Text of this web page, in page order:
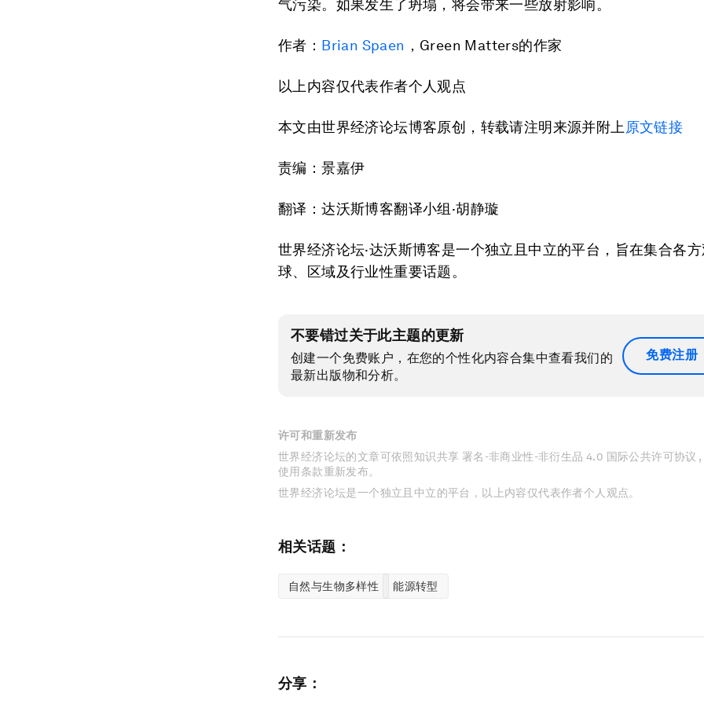
气污染。如果发生了坍塌，将会带来一些放射影响。
作者： Brian Spaen ，Green Matters的作家
以上内容仅代表作者个人观点
本文由世界经济论坛博客原创，转载请注明来源并附上原文链接
责编：景嘉伊
翻译：达沃斯博客翻译小组·胡静璇
世界经济论坛·达沃斯博客是一个独立且中立的平台，旨在集合各
球、区域及行业性重要话题。
不要错过关于此主题的更新
创建一个免费账户，在您的个性化内容合集中查看我们的
最新出版物和分析。
免费注册
许可和重新发布
世界经济论坛的文章可依照知识共享 署名-非商业性-非衍生品 4.0 国际公共许可协议 ,
使用条款重新发布。
世界经济论坛是一个独立且中立的平台，以上内容仅代表作者个人观点。
相关话题：
自然与生物多样性 能源转型
分享：